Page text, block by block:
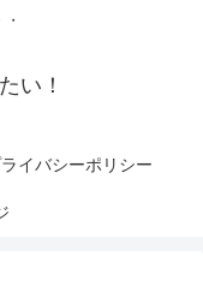
い！
イバシーポリシー